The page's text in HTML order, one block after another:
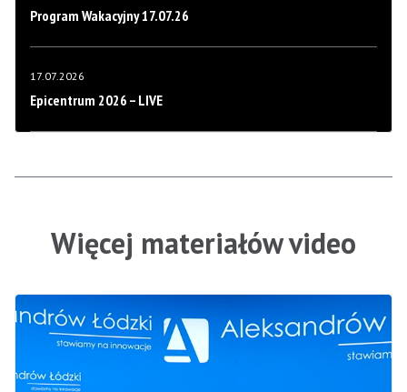
Program Wakacyjny 17.07.26
17.07.2026
Epicentrum 2026 – LIVE
Więcej materiałów video